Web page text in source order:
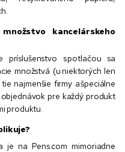
kancelárskeho
príslušenstvo s potlačou sa
množstvá (u niektorých len
najmenšie firmy a špeciálne
pre každý produkt
produktu.
je na Pens.com mimoriadne